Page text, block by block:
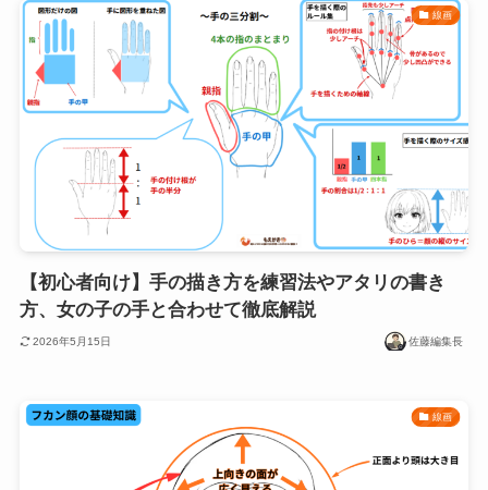
線画
【初心者向け】手の描き方を練習法やアタリの書き
方、女の子の手と合わせて徹底解説
2026年5月15日 佐藤編集長
線画